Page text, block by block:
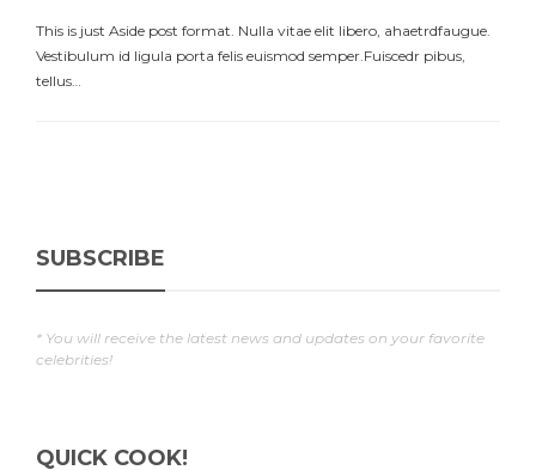
This is just Aside post format. Nulla vitae elit libero, ahaetrdfaugue.
Vestibulum id ligula porta felis euismod semper.Fuiscedr pibus,
tellus…
SUBSCRIBE
* You will receive the latest news and updates on your favorite
celebrities!
QUICK COOK!